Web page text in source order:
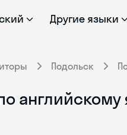
Другие языки
Подольск